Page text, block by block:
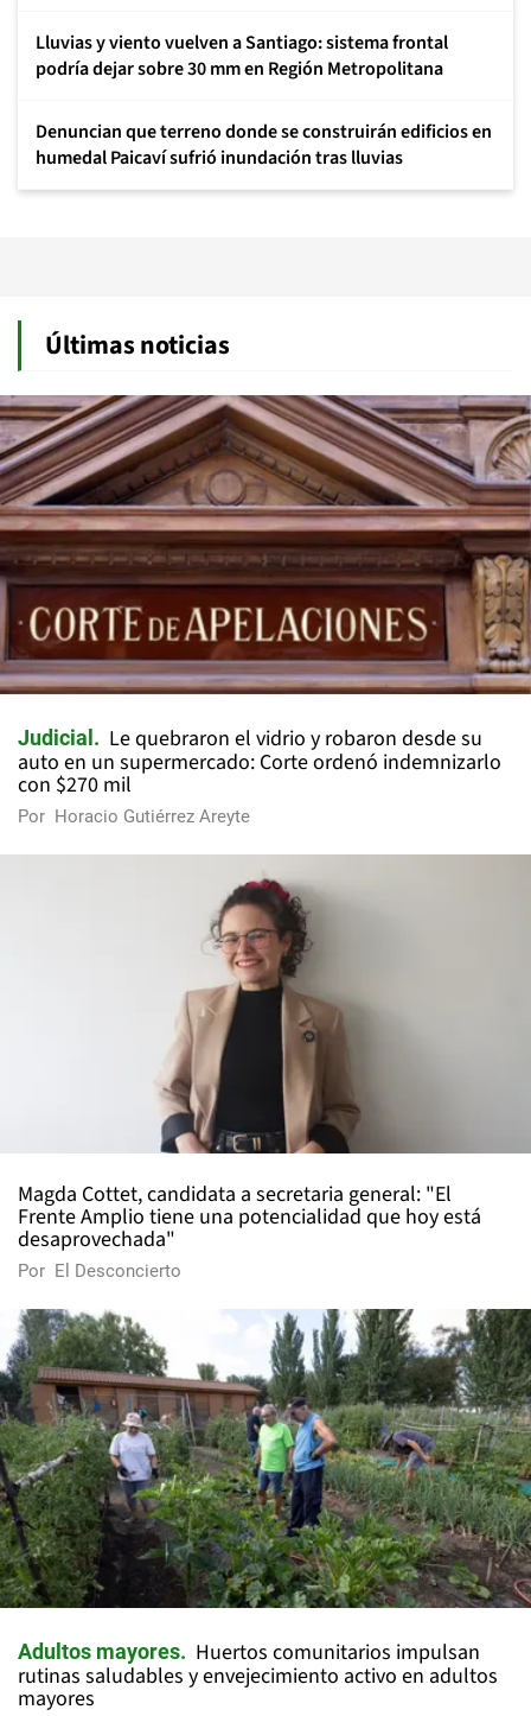
Lluvias y viento vuelven a Santiago: sistema frontal
podría dejar sobre 30 mm en Región Metropolitana
Denuncian que terreno donde se construirán edificios en
humedal Paicaví sufrió inundación tras lluvias
Últimas noticias
Judicial
Le quebraron el vidrio y robaron desde su
auto en un supermercado: Corte ordenó indemnizarlo
con $270 mil
Por Horacio Gutiérrez Areyte
Magda Cottet, candidata a secretaria general: "El
Frente Amplio tiene una potencialidad que hoy está
desaprovechada"
Por El Desconcierto
Adultos mayores
Huertos comunitarios impulsan
rutinas saludables y envejecimiento activo en adultos
mayores